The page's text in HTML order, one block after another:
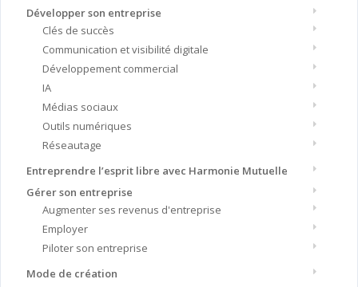
Développer son entreprise
Clés de succès
Communication et visibilité digitale
Développement commercial
IA
Médias sociaux
Outils numériques
Réseautage
Entreprendre l’esprit libre avec Harmonie Mutuelle
Gérer son entreprise
Augmenter ses revenus d'entreprise
Employer
Piloter son entreprise
Mode de création